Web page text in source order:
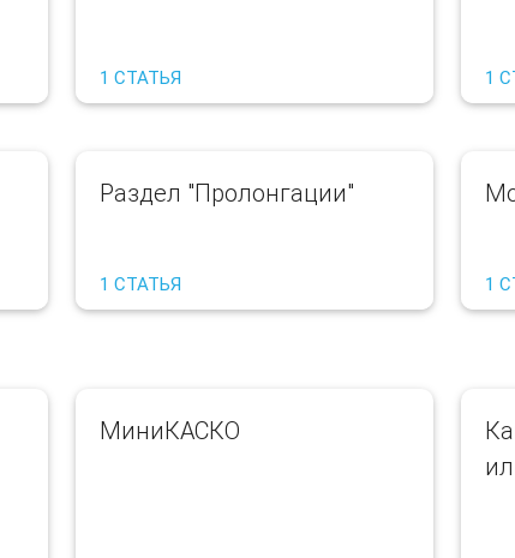
1 СТАТЬЯ 1
Раздел "Пролонгации"
1 СТАТЬЯ 1
МиниКАСКО